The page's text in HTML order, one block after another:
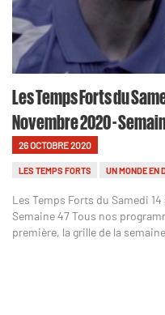
Les Temps Forts du
Novembre 2020 -
26 OCTOBRE 2020
LES TEMPS FORTS UN MONDE EN
Les Temps Forts du Samedi
Semaine 47 Tous nos
première, la grille de la